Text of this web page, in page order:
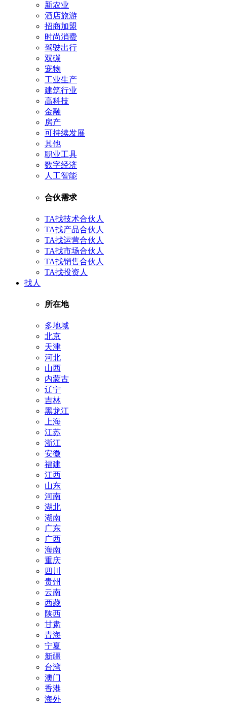
新农业
酒店旅游
招商加盟
时尚消费
驾驶出行
双碳
宠物
工业生产
建筑行业
高科技
金融
房产
可持续发展
其他
职业工具
数字经济
人工智能
合伙需求
TA找技术合伙人
TA找产品合伙人
TA找运营合伙人
TA找市场合伙人
TA找销售合伙人
TA找投资人
找人
所在地
多地域
北京
天津
河北
山西
内蒙古
辽宁
吉林
黑龙江
上海
江苏
浙江
安徽
福建
江西
山东
河南
湖北
湖南
广东
广西
海南
重庆
四川
贵州
云南
西藏
陕西
甘肃
青海
宁夏
新疆
台湾
澳门
香港
海外